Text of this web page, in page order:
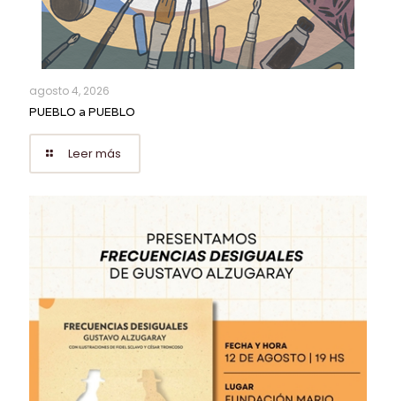
agosto 4, 2026
PUEBLO a PUEBLO
Leer más